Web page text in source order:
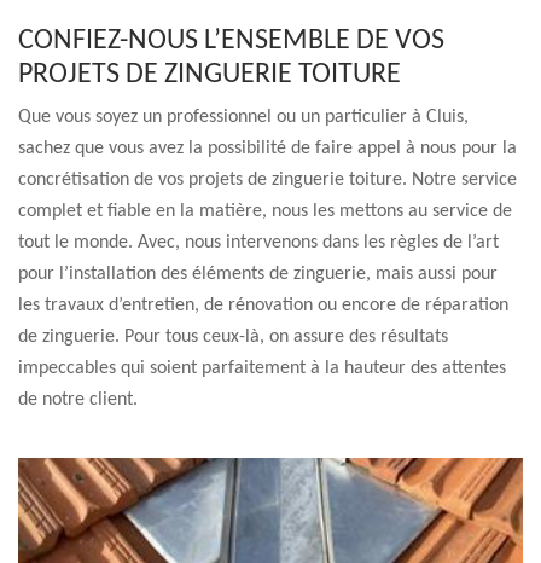
CONFIEZ-NOUS L’ENSEMBLE DE VOS
PROJETS DE ZINGUERIE TOITURE
Que vous soyez un professionnel ou un particulier à Cluis,
sachez que vous avez la possibilité de faire appel à nous pour la
concrétisation de vos projets de zinguerie toiture. Notre service
complet et fiable en la matière, nous les mettons au service de
tout le monde. Avec, nous intervenons dans les règles de l’art
pour l’installation des éléments de zinguerie, mais aussi pour
les travaux d’entretien, de rénovation ou encore de réparation
de zinguerie. Pour tous ceux-là, on assure des résultats
impeccables qui soient parfaitement à la hauteur des attentes
de notre client.